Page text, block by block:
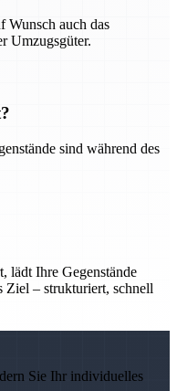
Wunsch auch das
Umzugsgüter.
sind während des
lädt Ihre Gegenstände
Ziel – strukturiert, schnell
Sie Ihr individuelles